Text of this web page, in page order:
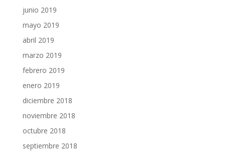
junio 2019
mayo 2019
abril 2019
marzo 2019
febrero 2019
enero 2019
diciembre 2018
noviembre 2018
octubre 2018
septiembre 2018